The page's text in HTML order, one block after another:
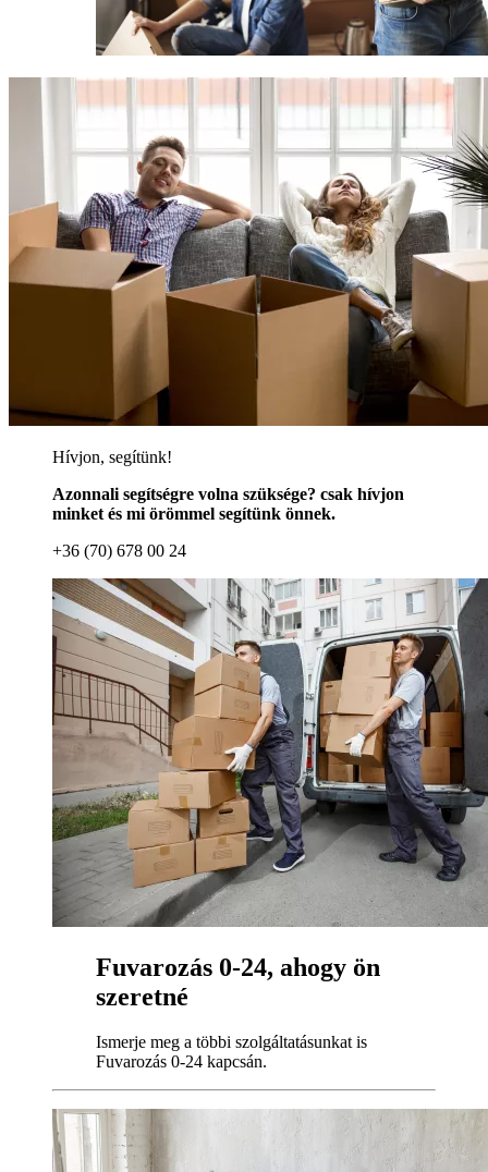
Hívjon, segítünk!
Azonnali segítségre volna szüksége? csak hívjon
minket és mi örömmel segítünk önnek.
+36 (70) 678 00 24
Fuvarozás 0-24, ahogy ön
szeretné
Ismerje meg a többi szolgáltatásunkat is
Fuvarozás 0-24 kapcsán.